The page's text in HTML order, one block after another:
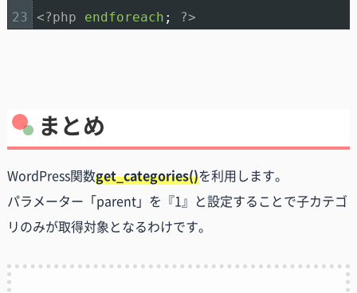
23
<?php endforeach ; ?>
まとめ
WordPress関数get_categories()を利用します。
パラメーター「parent」を『1』と設定することで子カテゴ
リのみが取得対象となるわけです。